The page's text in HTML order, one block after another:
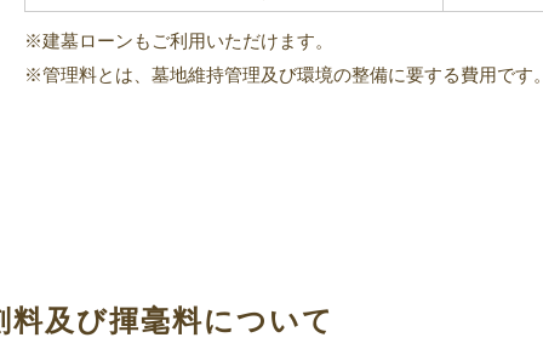
※建墓ローンもご利用いただけます。
※管理料とは、墓地維持管理及び環境の整備に要する費用です。
料及び揮毫料について